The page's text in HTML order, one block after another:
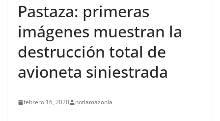
Pastaza: primeras
imágenes muestran la
destrucción total de
avioneta siniestrada
febrero 16, 2020 notiamazonia